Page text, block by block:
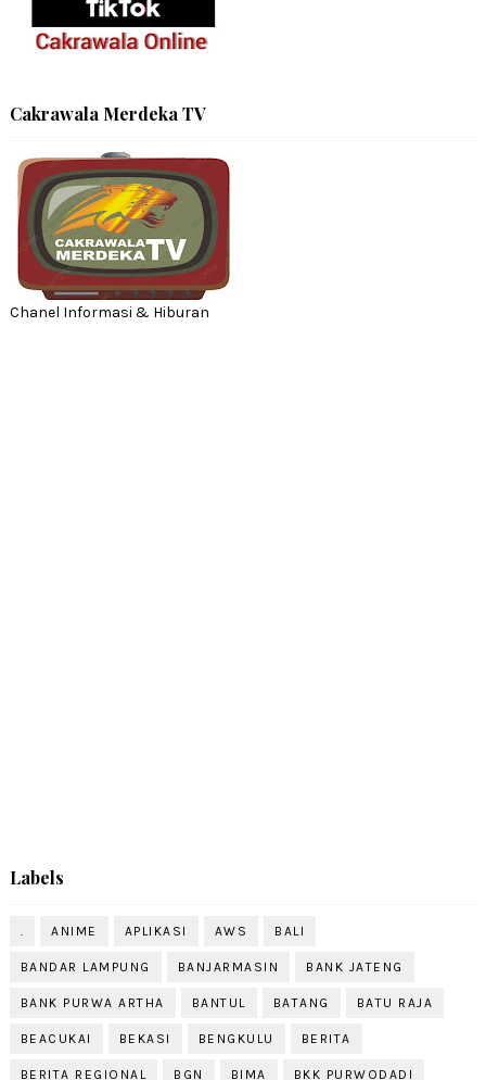
Cakrawala Merdeka TV
Chanel Informasi & Hiburan
Labels
ANIME APLIKASI AWS BALI
BANDAR LAMPUNG BANJARMASIN BANK JATENG
BANK PURWA ARTHA BANTUL BATANG BATU RAJA
BEACUKAI BEKASI BENGKULU BERITA
BERITA REGIONAL BGN BIMA BKK PURWODADI